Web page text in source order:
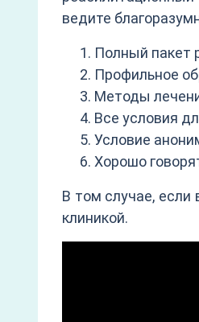
ведите
Полный пакет
Профильное
Методы
Все условия
Условие
Хорошо
В том случае, если
клиникой.